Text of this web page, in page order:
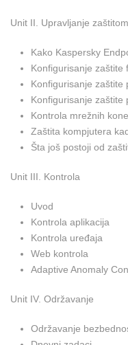
Unit II. Upravljanje zaštitom
Kako Kaspersky
Konfigurisanje zaštite
Konfigurisanje zaštite
Konfigurisanje zaštite
Kontrola mrežnih
Zaštita kompjutera
Šta još postoji od
Unit III. Kontrola
Uvod
Kontrola aplikacija
Kontrola uređaja
Web kontrola
Adaptive Anomaly
Unit IV. Održavanje
Održavanje